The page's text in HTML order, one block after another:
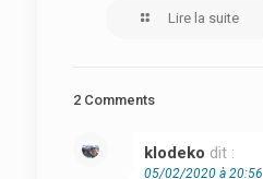
Lire la suite
2 Comments
klodeko dit :
05/02/2020 à 20:56